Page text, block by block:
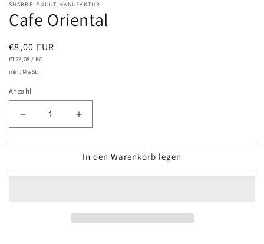
SNABBELSNUUT MANUFAKTUR
Cafe Oriental
Normaler
Preis
€8,00 EUR
GRUNDPREIS
€123,08 / PRO
KG
inkl. MwSt.
Anzahl
Verringere
die
Menge
Cafe
Erhöhe
die
Menge
für
Cafe
In den Warenkorb legen